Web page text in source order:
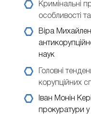
Кримінальні
особливості
Віра
наук
Головні
корупційних
Іван Монін
прокуратури у